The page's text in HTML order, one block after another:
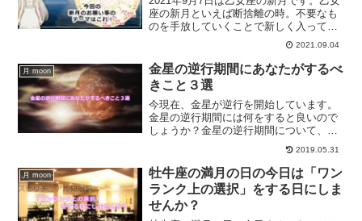
座の新月といえば断捨離の時。不要なも
のを手放していくことで新しく入ってく
る時です。乙女座の新月にすること、乙
女座の新月のお願い事をホロスコープを
交えて解説します。
2021.09.04
月 moon
金星の逆行期間にあなたがするべ
きこと３選
今現在、金星が逆行を開始しています。
金星の逆行期間には何をすると良いので
しょうか？金星の逆行期間について、そ
してこの逆行期間を利用して、あなたが
するべきこと３選についてご紹介しま
す。
2019.05.31
月 moon
牡牛座の満月の日の今日は「ワン
ランク上の選択」をする日にしま
せんか？